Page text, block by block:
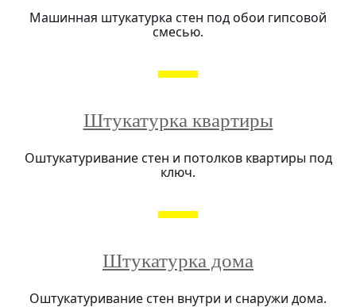
Машинная штукатурка стен под обои гипсовой
смесью.
Штукатурка квартиры
Оштукатуривание стен и потолков квартиры под
ключ.
Штукатурка дома
Оштукатуривание стен внутри и снаружи дома.